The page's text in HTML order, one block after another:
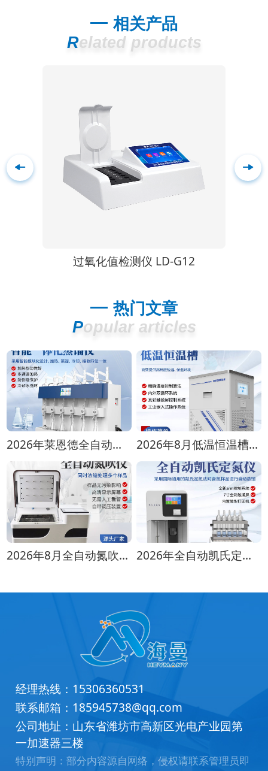
相关产品
Related products
油脂酸价检测仪 LD-J12
热门文章
Popular articles
2026年莱恩德全自动蒸馏仪全型号对比选购指南 2026年8月低温恒温槽选购攻略 全生命周期成本对比
2026年8月全自动氮吹仪选购指南：各行业适配方案推荐 2026年全自动凯氏定氮仪选购指南 实验室选型全攻略
经理热线： 15306360531
联系邮箱： 185945738@qq.com
公司地址：山东省潍坊市高新区光电产业园第
一加速器三楼
特别声明：部分内容源自网络，侵权请联系管理员即